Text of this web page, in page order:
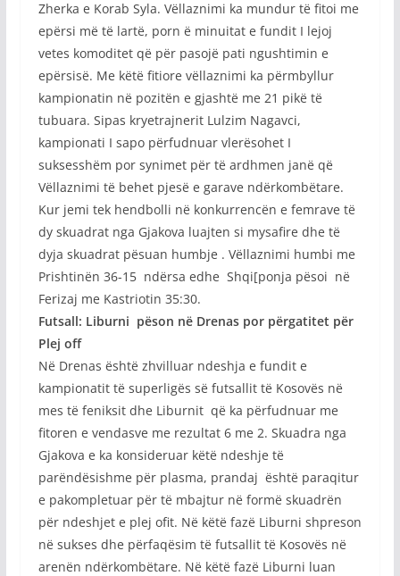
Zherka e Korab Syla. Vëllaznimi ka mundur të fitoi me
epërsi më të lartë, porn ë minuitat e fundit I lejoj
vetes komoditet që për pasojë pati ngushtimin e
epërsisë. Me këtë fitiore vëllaznimi ka përmbyllur
kampionatin në pozitën e gjashtë me 21 pikë të
tubuara. Sipas kryetrajnerit Lulzim Nagavci,
kampionati I sapo përfudnuar vlerësohet I
suksesshëm por synimet për të ardhmen janë që
Vëllaznimi të behet pjesë e garave ndërkombëtare.
Kur jemi tek hendbolli në konkurrencën e femrave të
dy skuadrat nga Gjakova luajten si mysafire dhe të
dyja skuadrat pësuan humbje . Vëllaznimi humbi me
Prishtinën 36-15 ndërsa edhe Shqi[ponja pësoi në
Ferizaj me Kastriotin 35:30.
Futsall: Liburni pëson në Drenas por përgatitet për
Plej off
Në Drenas është zhvilluar ndeshja e fundit e
kampionatit të superligës së futsallit të Kosovës në
mes të feniksit dhe Liburnit që ka përfudnuar me
fitoren e vendasve me rezultat 6 me 2. Skuadra nga
Gjakova e ka konsideruar këtë ndeshje të
parëndësishme për plasma, prandaj është paraqitur
e pakompletuar për të mbajtur në formë skuadrën
për ndeshjet e plej ofit. Në këtë fazë Liburni shpreson
në sukses dhe përfaqësim të futsallit të Kosovës në
arenën ndërkombëtare. Në këtë fazë Liburni luan